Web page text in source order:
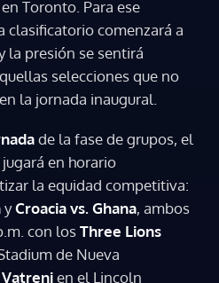
Toronto. Para ese
clasificatorio comenzará a
la presión se sentirá
selecciones que no
la jornada inaugural.
de la fase de grupos, el
jugará en horario
la equidad competitiva:
yCroacia vs. Ghana, ambos
con losThree Lions
de Nueva
Vatrenien el Lincoln